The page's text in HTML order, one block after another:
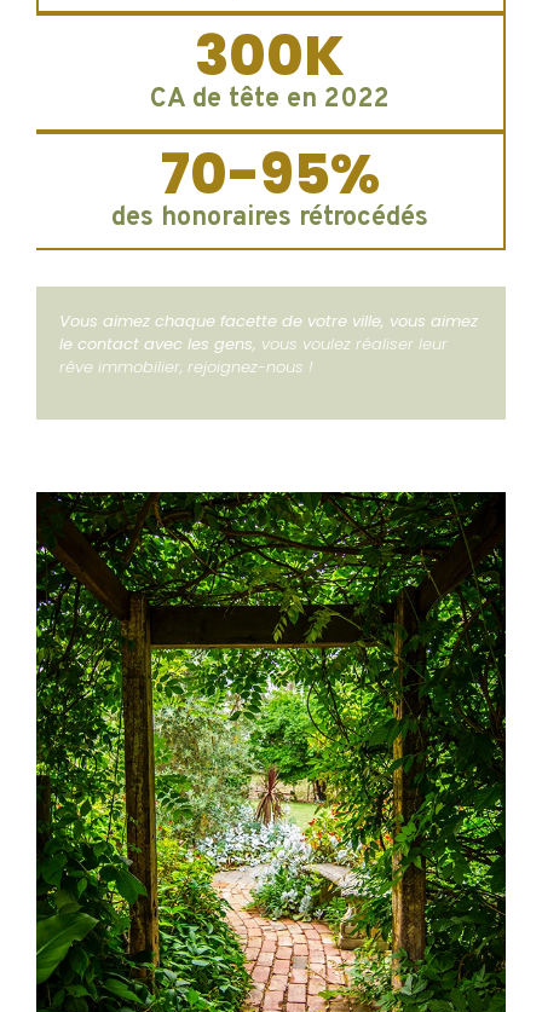
CA de tête en 2022
300K
des honoraires rétrocédés
70-95%
Vous aimez chaque facette de votre ville, vous aimez
le contact avec les gens, vous voulez réaliser leur
rêve immobilier, rejoignez-nous !